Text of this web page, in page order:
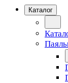
Каталог